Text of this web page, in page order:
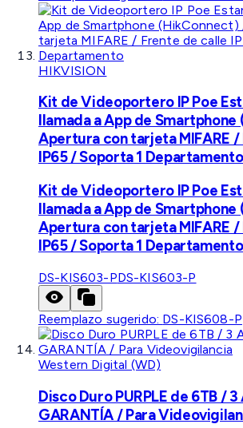
HIKVISION
Kit de Videoportero IP Poe
llamada a App de
Apertura con tarjeta MIFARE
IP65 / Soporta 1 Departamento
Kit de Videoportero IP Poe
llamada a App de
Apertura con tarjeta MIFARE
IP65 / Soporta 1 Departamento
DS-KIS603-PDS-KIS603-P
Reemplazo sugerido: DS-KIS608-P
Western Digital (WD)
Disco Duro PURPLE de 6TB / 3
GARANTÍA / Para